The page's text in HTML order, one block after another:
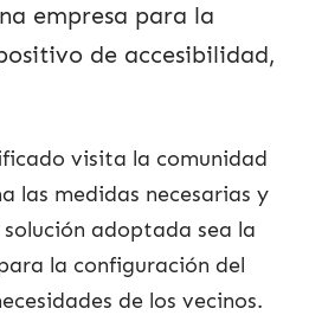
empresa para la
de accesibilidad,
visita la comunidad
las medidas necesarias y
adoptada sea la
la configuración del
de los vecinos.